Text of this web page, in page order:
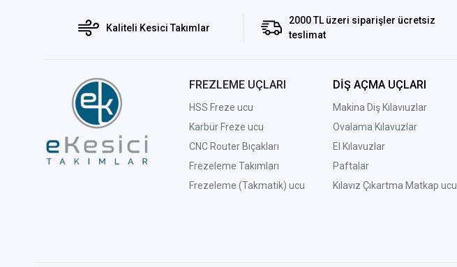
Kaliteli Kesici Takımlar
2000 TL üzeri siparişler ücretsiz
teslimat
FREZLEME UÇLARI
HSS Freze ucu
Karbür Freze ucu
CNC Router Bıçakları
Frezeleme Takımları
Frezeleme (Takmatik) ucu
DİŞ AÇMA UÇLARI
Makina Diş Kılavıuzlar
Ovalama Kılavuzlar
El Kılavuzlar
Paftalar
Kılavız Çıkartma Matkap ucu